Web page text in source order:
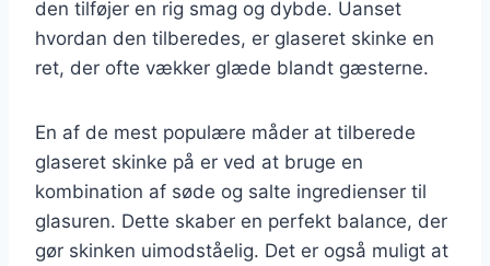
den tilføjer en rig smag og dybde. Uanset
hvordan den tilberedes, er glaseret skinke en
ret, der ofte vækker glæde blandt gæsterne.
En af de mest populære måder at tilberede
glaseret skinke på er ved at bruge en
kombination af søde og salte ingredienser til
glasuren. Dette skaber en perfekt balance, der
gør skinken uimodståelig. Det er også muligt at